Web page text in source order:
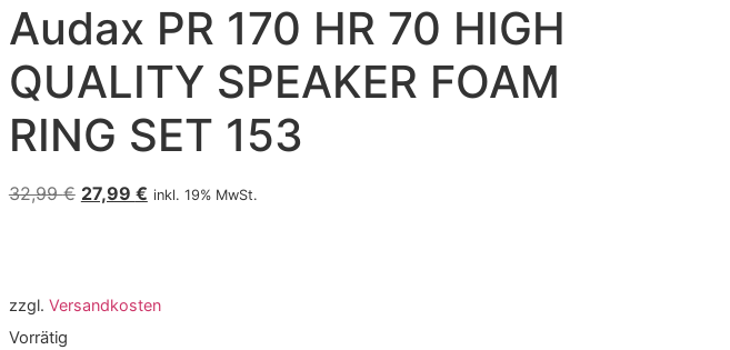
Audax PR 170 HR 70 HIGH
QUALITY SPEAKER FOAM
RING SET 153
32,99€ 27,99 € inkl. 19% MwSt.
zzgl. Versandkosten
Vorrätig